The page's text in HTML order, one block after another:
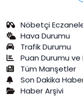
Nöbetçi
Hava Durumu
Trafik Durumu
Puan Durumu ve
Tüm Manşetler
Son Dakika
Haber Arşivi